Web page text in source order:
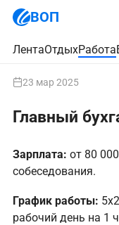
ВОП
ЛентаОтдыхРабота
23 мар 2025
Главный
Зарплата: от 80
собеседования.
График работы:
рабочий день на 1